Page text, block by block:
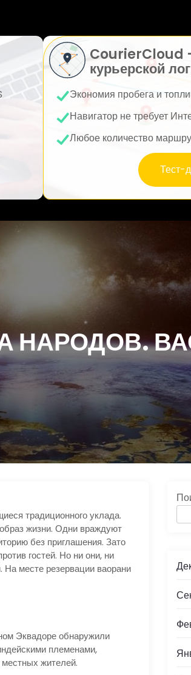
CourierCloud
курьерской
Экономия пробега и
Навигатор не требует
Любое количество
Тест-
НАРОДОВ.
традиционного уклада.
жизни. Одни враждуют
без приглашения. Зато
гостей. Но ни они, ни
На месте резервации ваорани
Эквадоре обнаружили
племенами,
жителей.